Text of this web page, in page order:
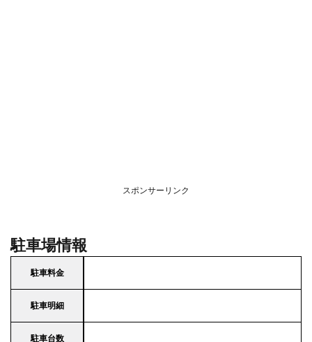
スポンサーリンク
駐車場情報
駐車料金
駐車明細
駐車台数